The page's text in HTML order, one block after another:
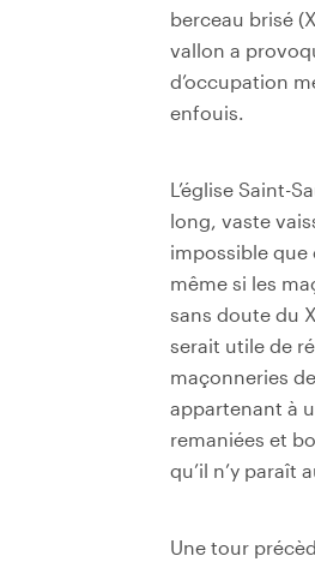
berceau brisé
vallon a
d’occupation
enfouis.
L’église Saint-
long, vaste
impossible que
même si les
sans doute du
serait utile de
maçonneries
appartenant à
remaniées et
qu’il n’y paraît
Une tour